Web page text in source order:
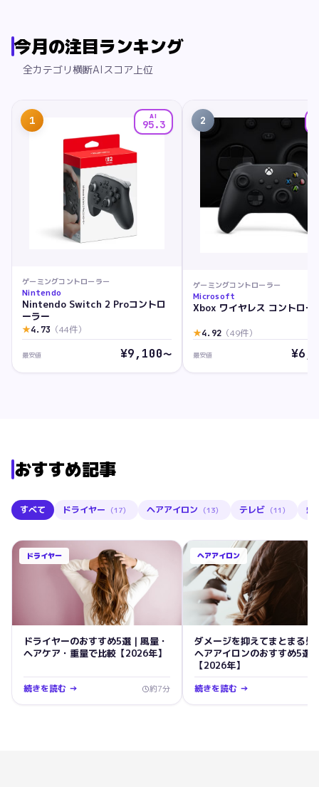
今月の注目ランキング
全カテゴリ横断AIスコア上位
1 AI
95.3
ゲーミングコントローラー
Nintendo
Nintendo Switch 2 Proコントロ
ーラー
★4.73 （44件）
最安値 ¥9,100〜
2
ゲーミングコントローラー
Microsoft
Xbox ワイヤレス コントロー
★4.92 （49件）
最安値
おすすめ記事
すべて ドライヤー （17） ヘアアイロン （13） テレビ （11 ） 炊
ドライヤー
ドライヤーのおすすめ5選｜風量・
ヘアケア・重量で比較【2026年】
続きを読む → 約7分
ヘアアイロン
ダメージを抑えてまとまる髪
ヘアアイロンのおすすめ5選
【2026年】
続きを読む →